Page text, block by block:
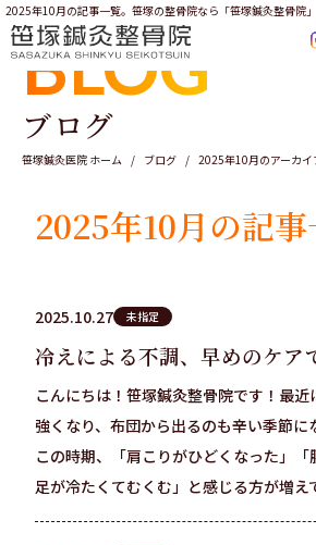
2025年10月の記事一覧。笹塚の整骨院なら「笹塚鍼灸整骨院」
BLOG
ブログ
笹塚鍼灸医院 ホーム ブログ 2025年10月のアーカイ
2025年10月の記
2025.10.27 未指定
冷えによる不調、早めのケア
こんにちは！笹塚鍼灸整骨院です！最
強くなり、布団から出るのも辛い季節に
この時期、「肩こりがひどくなった」
足が冷たくてむくむ」と感じる方が増え